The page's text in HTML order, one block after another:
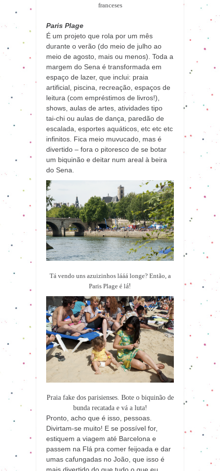
franceses
Paris Plage
É um projeto que rola por um mês
durante o verão (do meio de julho ao
meio de agosto, mais ou menos). Toda a
margem do Sena é transformada em
espaço de lazer, que inclui: praia
artificial, piscina, recreação, espaços de
leitura (com empréstimos de livros!),
shows, aulas de artes, atividades tipo
tai-chi ou aulas de dança, paredão de
escalada, esportes aquáticos, etc etc etc
infinitos. Fica meio muvucado, mas é
divertido – fora o pitoresco de se botar
um biquinão e deitar num areal à beira
do Sena.
Tá vendo uns azuizinhos lááá longe? Então, a
Paris Plage é lá!
Praia fake dos parisienses. Bote o biquinão de
bunda recatada e vá a luta!
Pronto, acho que é isso, pessoas.
Divirtam-se muito! E se possível for,
estiquem a viagem até Barcelona e
passem na Flá pra comer feijoada e dar
umas cafungadas no João, que isso é